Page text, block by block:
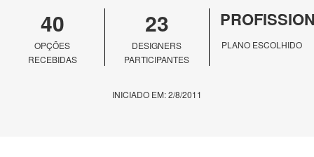
40
OPÇÕES
RECEBIDAS
23
DESIGNERS
PARTICIPANTES
PLANO ESCOLHIDO
INICIADO EM: 2/8/2011